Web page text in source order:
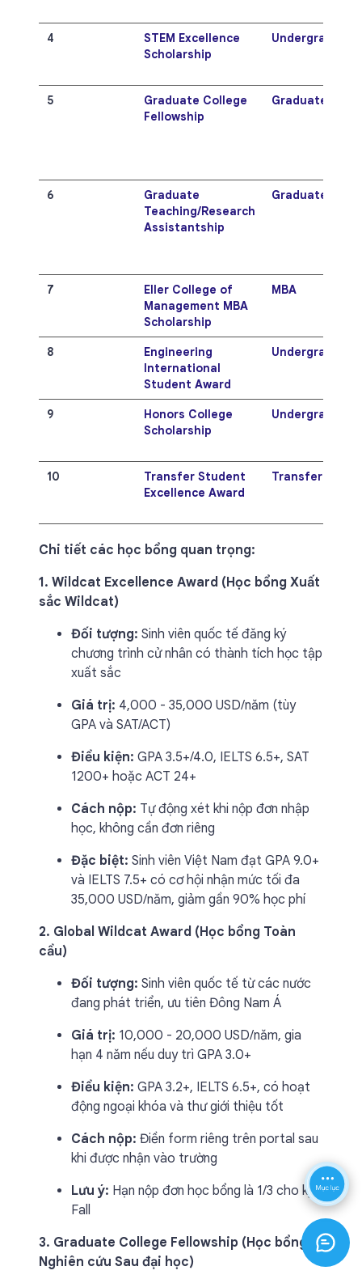
4
STEM Excellence
Scholarship
Undergraduate
5
Graduate College
Fellowship
Graduate
6
Graduate
Teaching/Research
Assistantship
Graduate
7
Eller College of
Management MBA
Scholarship
MBA
8
Engineering
International
Student Award
9
Honors College
Scholarship
Undergraduate
10
Transfer Student
Excellence Award
Transfer
Chi tiết các học bổng quan trọng:
1. Wildcat Excellence Award (Học bổng Xuất
sắc Wildcat)
Đối tượng: Sinh viên quốc tế đăng ký
chương trình cử nhân có thành tích học tập
xuất sắc
Giá trị: 4,000 - 35,000 USD/năm (tùy
GPA và SAT/ACT)
Điều kiện: GPA 3.5+/4.0, IELTS 6.5+, SAT
1200+ hoặc ACT 24+
Cách nộp: Tự động xét khi nộp đơn nhập
học, không cần đơn riêng
Đặc biệt: Sinh viên Việt Nam đạt GPA 9.0+
và IELTS 7.5+ có cơ hội nhận mức tối đa
35,000 USD/năm, giảm gần 90% học phí
2. Global Wildcat Award (Học bổng Toàn
cầu)
Đối tượng: Sinh viên quốc tế từ các nước
đang phát triển, ưu tiên Đông Nam Á
Giá trị: 10,000 - 20,000 USD/năm, gia
hạn 4 năm nếu duy trì GPA 3.0+
Điều kiện: GPA 3.2+, IELTS 6.5+, có hoạt
động ngoại khóa và thư giới thiệu tốt
Cách nộp: Điền form riêng trên portal sau
khi được nhận vào trường
Lưu ý: Hạn nộp đơn học bổng là 1/3 cho kỳ
Fall
3. Graduate College Fellowship (Học bổng
Nghiên cứu Sau đại học)